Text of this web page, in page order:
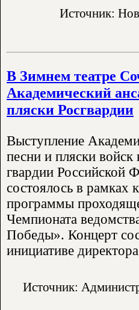
Источник:
В Зимнем театре
Академический
пляски Росгвардии
Выступление
песни и пляски войск
гвардии Российской
состоялось в рамках
программы
Чемпионата
Победы». Концерт
инициативе
Источник: